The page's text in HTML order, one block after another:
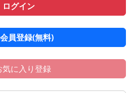
ログイン
員登録(無料)
気に入り登録